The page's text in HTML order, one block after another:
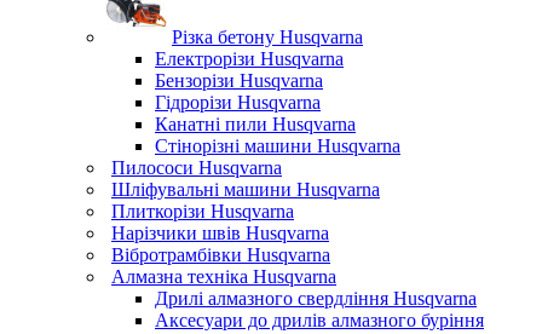
Різка бетону Husqvarna
Електрорізи Husqvarna
Бензорізи Husqvarna
Гідрорізи Husqvarna
Канатні пили Husqvarna
Стінорізні машини Husqvarna
Пилососи Husqvarna
Шліфувальні машини Husqvarna
Плиткорізи Husqvarna
Нарізчики швів Husqvarna
Вібротрамбівки Husqvarna
Алмазна техніка Husqvarna
Дрилі алмазного свердління Husqvarna
Аксесуари до дрилів алмазного буріння